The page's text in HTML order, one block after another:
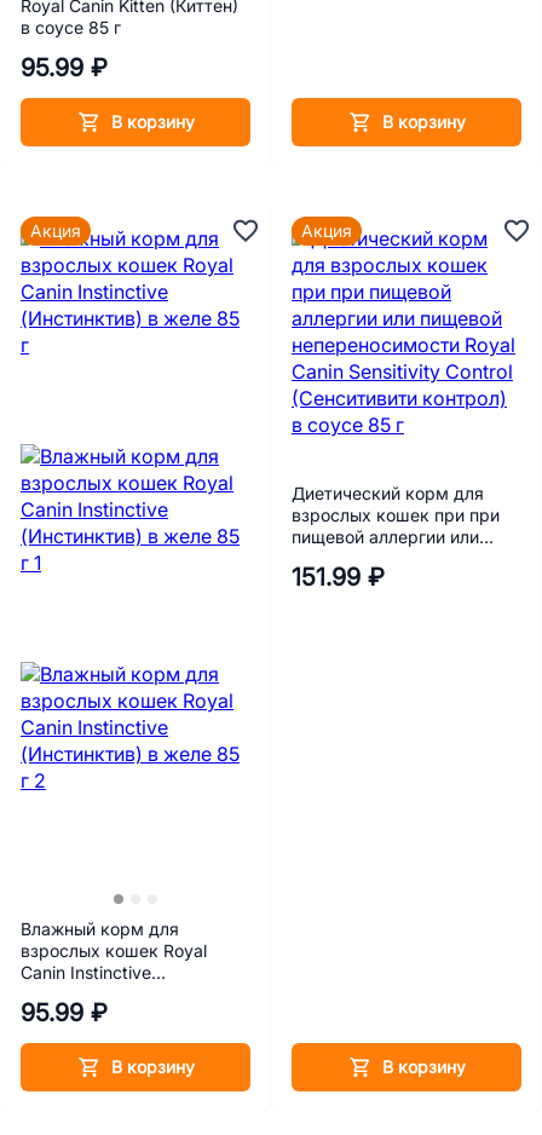
Royal Canin Kitten (Киттен)
в соусе 85 г
95.99 ₽
В корзину В корзину
Влажный корм для
взрослых кошек Royal
Canin Instinctive
95.99 ₽
В корзину
Акция
Диетический корм для
взрослых кошек при при
пищевой аллергии или
Royal Canin Sensitivity
151.99 ₽
В корзину
Акция